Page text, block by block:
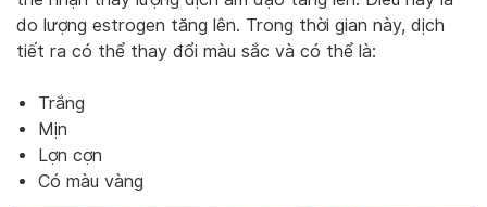
do lượng estrogen tăng lên. Trong thời gian này, dịch
tiết ra có thể thay đổi màu sắc và có thể là:
Trắng
Mịn
Lợn cợn
Có màu vàng